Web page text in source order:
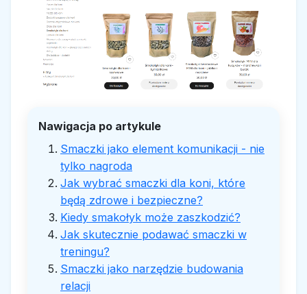
Nawigacja po artykule
Smaczki jako element komunikacji - nie
tylko nagroda
Jak wybrać smaczki dla koni, które
będą zdrowe i bezpieczne?
Kiedy smakołyk może zaszkodzić?
Jak skutecznie podawać smaczki w
treningu?
Smaczki jako narzędzie budowania
relacji